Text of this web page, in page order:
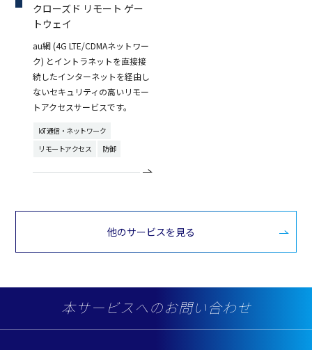
クローズド リモート ゲー
トウェイ
au網 (4G LTE/CDMAネットワー
ク) とイントラネットを直接接
続したインターネットを経由し
ないセキュリティの高いリモー
トアクセスサービスです。
IoT通信・ネットワーク
リモートアクセス
防御
他のサービスを見る
本サービスへのお問い合わせ